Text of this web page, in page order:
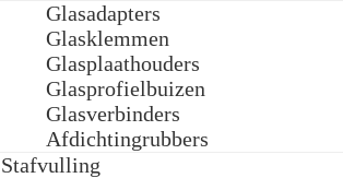
Glasadapters
Glasklemmen
Glasplaathouders
Glasprofielbuizen
Glasverbinders
Afdichtingrubbers
Stafvulling